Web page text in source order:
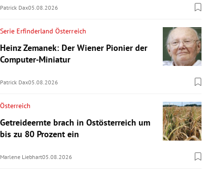
Patrick Dax05.08.2026
Serie Erfinderland Österreich
Heinz Zemanek: Der Wiener Pionier der
Computer-Miniatur
Patrick Dax05.08.2026
Österreich
Getreideernte brach in Ostösterreich um
bis zu 80 Prozent ein
Marlene Liebhart05.08.2026